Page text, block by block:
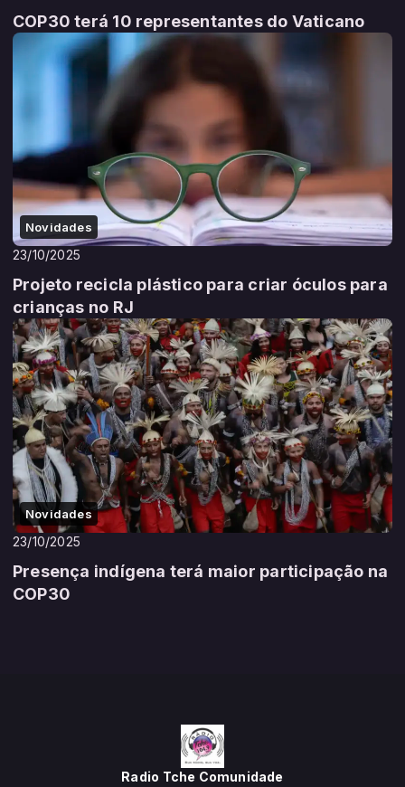
COP30 terá 10 representantes do Vaticano
Novidades
23/10/2025
Projeto recicla plástico para criar óculos para
crianças no RJ
Novidades
23/10/2025
Presença indígena terá maior participação na
COP30
Radio Tche Comunidade